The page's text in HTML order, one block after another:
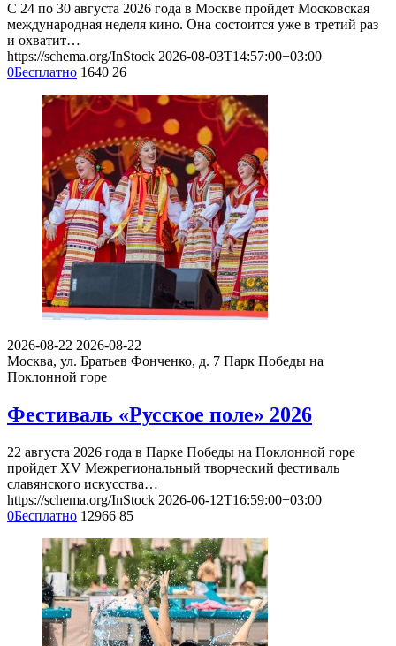
С 24 по 30 августа 2026 года в Москве пройдет Московская
международная неделя кино. Она состоится уже в третий раз
и охватит…
https://schema.org/InStock 2026-08-03T14:57:00+03:00
0Бесплатно 1640 26
2026-08-22 2026-08-22
Москва, ул. Братьев Фонченко, д. 7 Парк Победы на
Поклонной горе
Фестиваль «Русское поле» 2026
22 августа 2026 года в Парке Победы на Поклонной горе
пройдет XV Межрегиональный творческий фестиваль
славянского искусства…
https://schema.org/InStock 2026-06-12T16:59:00+03:00
0Бесплатно 12966 85